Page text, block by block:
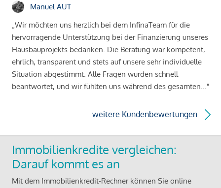
Manuel AUT
„Wir möchten uns herzlich bei dem InfinaTeam für die
hervorragende Unterstützung bei der Finanzierung unseres
Hausbauprojekts bedanken. Die Beratung war kompetent,
ehrlich, transparent und stets auf unsere sehr individuelle
Situation abgestimmt. Alle Fragen wurden schnell
beantwortet, und wir fühlten uns während des gesamten..."
weitere Kundenbewertungen
Immobilienkredite vergleichen:
Darauf kommt es an
Mit dem Immobilienkredit-Rechner können Sie online